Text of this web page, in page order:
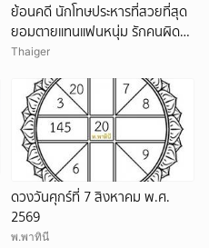
ย้อนคดี นักโทษประหารที่สวยที่สุด
ยอมตายแทนแฟนหนุ่ม รักคนผิด
ชีวิตดิ่งเหว
Thaiger
ดวงวันศุกร์ที่ 7 สิงหาคม พ.ศ.
2569
พ.พาทินี